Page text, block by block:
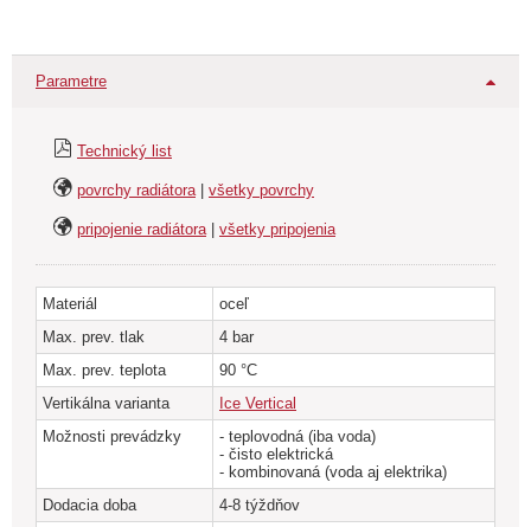
viac
Parametre
Technický list
povrchy radiátora | všetky povrchy
pripojenie radiátora | všetky pripojenia
Materiál
oceľ
Max. prev. tlak
4 bar
Max. prev. teplota
90 °C
Vertikálna varianta
Ice Vertical
Možnosti prevádzky
- teplovodná (iba voda)
- čisto elektrická
- kombinovaná (voda aj elektrika)
Dodacia doba
4-8 týždňov